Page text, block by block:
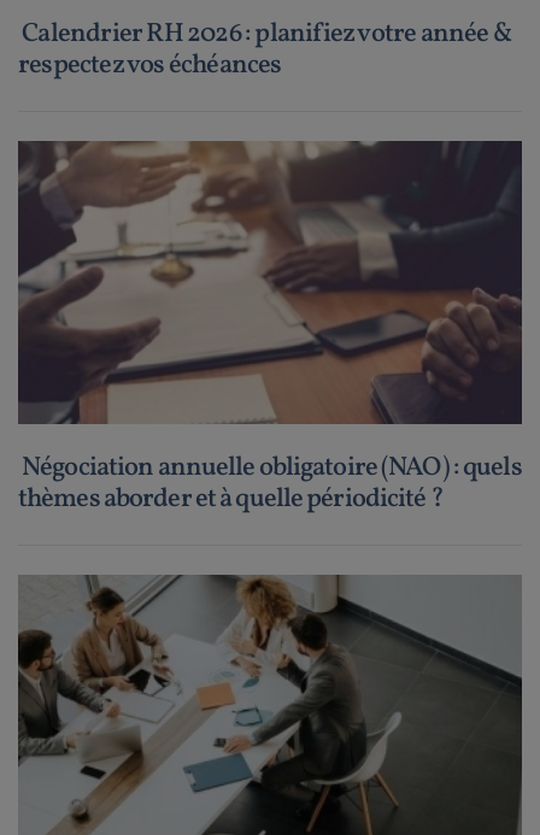
Calendrier RH 2026 : planifiez votre année &
respectez vos échéances
Négociation annuelle obligatoire (NAO) : quels
thèmes aborder et à quelle périodicité ?